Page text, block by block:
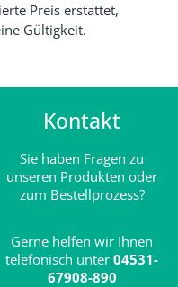
Preis erstattet,
Gültigkeit.
Kontakt
Sie haben Fragen zu
unseren Produkten oder
zum Bestellprozess?
Gerne helfen wir Ihnen
telefonisch unter 04531-
67908-890